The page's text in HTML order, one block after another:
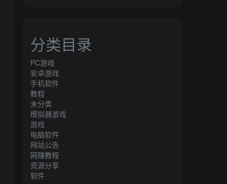
分类目录
PC游戏
安卓游戏
手机软件
教程
未分类
模拟器游戏
游戏
电脑软件
网站公告
网赚教程
资源分享
软件